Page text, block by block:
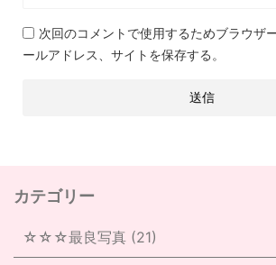
次回のコメントで使用するためブラウザ
ールアドレス、サイトを保存する。
カテゴリー
☆☆☆最良写真 (21)